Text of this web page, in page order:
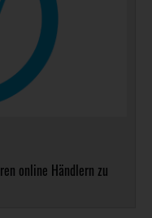
online Händlern zu